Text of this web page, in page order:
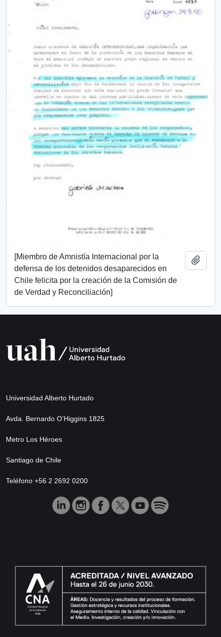
[Miembro de Amnistía Internacional por la
defensa de los detenidos desaparecidos en
Chile felicita por la creación de la Comisión de
de Verdad y Reconciliación]
Universidad Alberto Hurtado
Avda. Bernardo O’Higgins 1825
Metro Los Héroes
Santiago de Chile
Teléfono +56 2 2692 0200